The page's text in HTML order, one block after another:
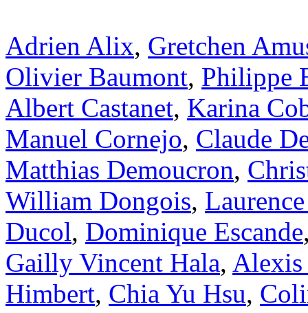
Adrien Alix, Gretchen
Olivier Baumont, Philippe
Albert Castanet, Karina
Manuel Cornejo, Claude
Matthias Demoucron,
William Dongois,
Ducol, Dominique Escande
Gailly Vincent Hala, Alexis
Himbert, Chia Yu Hsu,